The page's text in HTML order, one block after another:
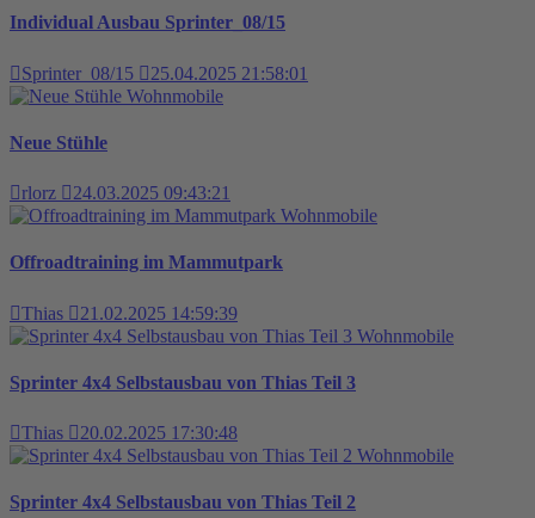
Individual Ausbau Sprinter_08/15
Sprinter_08/15
25.04.2025 21:58:01
Wohnmobile
Neue Stühle
rlorz
24.03.2025 09:43:21
Wohnmobile
Offroadtraining im Mammutpark
Thias
21.02.2025 14:59:39
Wohnmobile
Sprinter 4x4 Selbstausbau von Thias Teil 3
Thias
20.02.2025 17:30:48
Wohnmobile
Sprinter 4x4 Selbstausbau von Thias Teil 2